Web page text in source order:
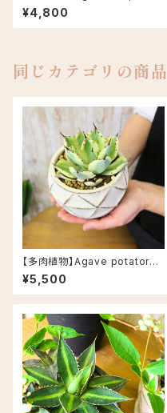
a" アガベ ロファンサ 子株付き
3.5号 セメント飾り鉢(皿付き)
鉢カラー/ホワイト
¥4,800
同じカテゴリの商品
【多肉植物】Agave potatoru
m "Super crown" アガベ ス
ーパークラウン 3.5号 セメント
飾り鉢(皿付き) 鉢カラー/ホワイ
¥5,500